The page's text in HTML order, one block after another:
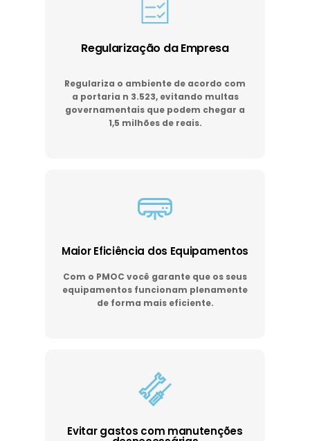
Regularização da Empresa
Regulariza o ambiente de acordo com
a portaria n 3.523, evitando multas
governamentais que podem chegar a
1,5 milhões de reais.
Maior Eficiência dos Equipamentos
Com o PMOC você garante que os seus
equipamentos funcionam plenamente
de forma mais eficiente.
Evitar gastos com manutenções